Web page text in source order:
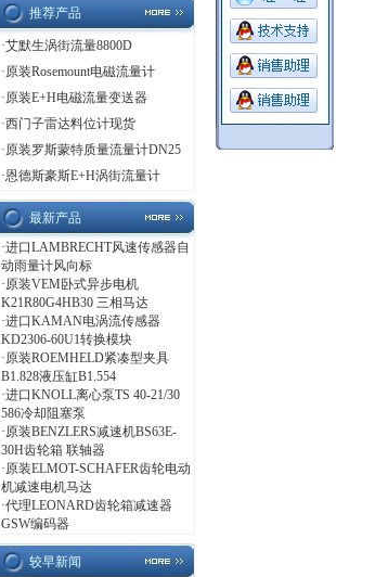
推荐产品
·艾默生涡街流量8800D
·原装Rosemount电磁流量计
·原装E+H电磁流量变送器
·西门子雷达料位计现货
·原装罗斯蒙特质量流量计DN25
·恩德斯豪斯E+H涡街流量计
最新产品
·进口LAMBRECHT风速传感器自
动雨量计风向标
·原装VEM卧式异步电机
K21R80G4HB30 三相马达
·进口KAMAN电涡流传感器
KD2306-60U1转换模块
·原装ROEMHELD紧凑型夹具
B1.828液压缸B1.554
·进口KNOLL离心泵TS 40-21/30
586冷却阻塞泵
·原装BENZLERS减速机BS63E-
30H齿轮箱 联轴器
·原装ELMOT-SCHAFER齿轮电动
机减速电机马达
·代理LEONARD齿轮箱减速器
GSW编码器
较早新闻